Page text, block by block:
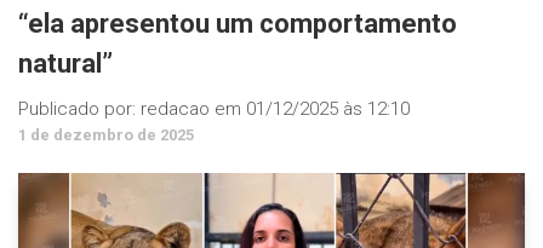
“ela apresentou um comportamento
natural”
Publicado por: redacao em 01/12/2025 às 12:10
1 de dezembro de 2025